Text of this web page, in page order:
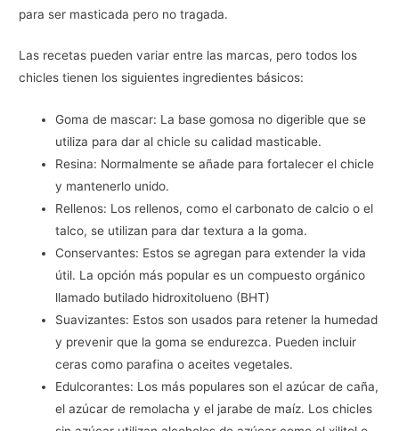
para ser masticada pero no tragada.
Las recetas pueden variar entre las marcas, pero todos los
chicles tienen los siguientes ingredientes básicos:
Goma de mascar: La base gomosa no digerible que se
utiliza para dar al chicle su calidad masticable.
Resina: Normalmente se añade para fortalecer el chicle
y mantenerlo unido.
Rellenos: Los rellenos, como el carbonato de calcio o el
talco, se utilizan para dar textura a la goma.
Conservantes: Estos se agregan para extender la vida
útil. La opción más popular es un compuesto orgánico
llamado butilado hidroxitolueno (BHT)
Suavizantes: Estos son usados para retener la humedad
y prevenir que la goma se endurezca. Pueden incluir
ceras como parafina o aceites vegetales.
Edulcorantes: Los más populares son el azúcar de caña,
el azúcar de remolacha y el jarabe de maíz. Los chicles